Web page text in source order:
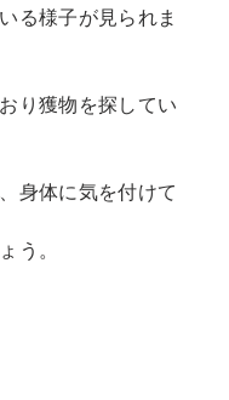
る様子が見られま
り獲物を探してい
身体に気を付けて
う。